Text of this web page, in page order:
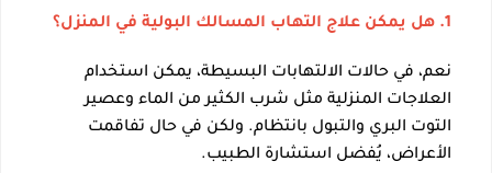
1. هل يمكن علاج التهاب المسالك البولية في المنزل؟
نعم، في حالات الالتهابات البسيطة، يمكن استخدام
العلاجات المنزلية مثل شرب الكثير من الماء وعصير
التوت البري والتبول بانتظام. ولكن في حال تفاقمت
الأعراض، يُفضل استشارة الطبيب.